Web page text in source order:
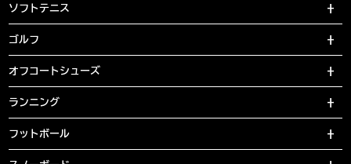
ソフトテニス
ゴルフ
オフコートシューズ
ランニング
フットボール